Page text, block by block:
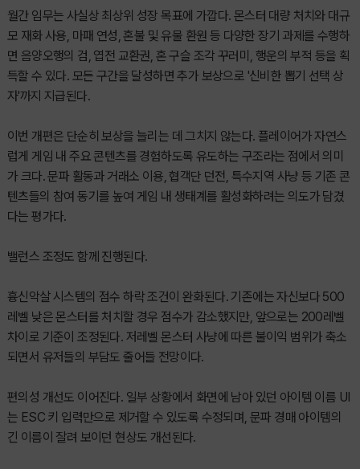
월간 임무는 사실상 최상위 성장 목표에 가깝다. 몬스터 대량 처치와 대규
모 재화 사용, 마패 연성, 혼불 및 유물 환원 등 다양한 장기 과제를 수행하
면 음양오행의 검, 엽전 교환권, 혼 구슬 조각 꾸러미, 행운의 부적 등을 획
득할 수 있다. 모든 구간을 달성하면 추가 보상으로 '신비한 뽑기 선택 상
자'까지 지급된다.
이번 개편은 단순히 보상을 늘리는 데 그치지 않는다. 플레이어가 자연스
럽게 게임 내 주요 콘텐츠를 경험하도록 유도하는 구조라는 점에서 의미
가 크다. 문파 활동과 거래소 이용, 협객단 던전, 특수지역 사냥 등 기존 콘
텐츠들의 참여 동기를 높여 게임 내 생태계를 활성화하려는 의도가 담겼
다는 평가다.
밸런스 조정도 함께 진행된다.
흉신악살 시스템의 점수 하락 조건이 완화된다. 기존에는 자신보다 500
레벨 낮은 몬스터를 처치할 경우 점수가 감소했지만, 앞으로는 200레벨
차이로 기준이 조정된다. 저레벨 몬스터 사냥에 따른 불이익 범위가 축소
되면서 유저들의 부담도 줄어들 전망이다.
편의성 개선도 이어진다. 일부 상황에서 화면에 남아 있던 아이템 이름 UI
는 ESC 키 입력만으로 제거할 수 있도록 수정되며, 문파 경매 아이템의
긴 이름이 잘려 보이던 현상도 개선된다.